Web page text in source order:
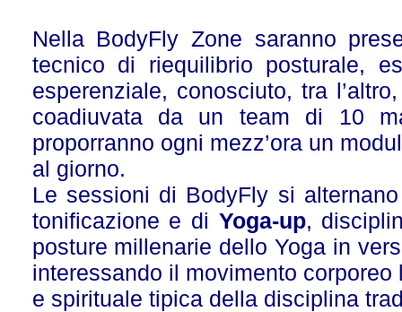
Nella BodyFly Zone saranno
tecnico di riequilibrio posturale,
esperenziale, conosciuto, tra
coadiuvata da un team di 10
proporranno ogni mezz’ora un
al giorno.
Le sessioni di BodyFly si
tonificazione e di Yoga-up,
posture millenarie dello Yoga in
interessando il movimento
e spirituale tipica della disciplina